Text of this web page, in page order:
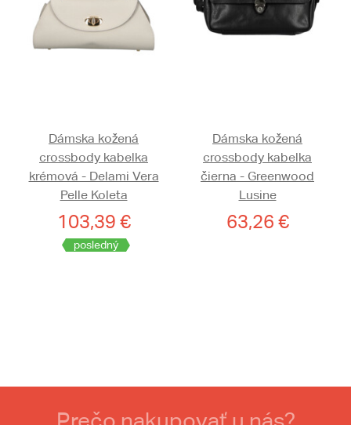
Dámska kožená
crossbody kabelka
krémová - Delami Vera
Pelle Koleta
103,39 €
posledný
Dámska kožená
crossbody kabelka
čierna - Greenwood
Lusine
63,26 €